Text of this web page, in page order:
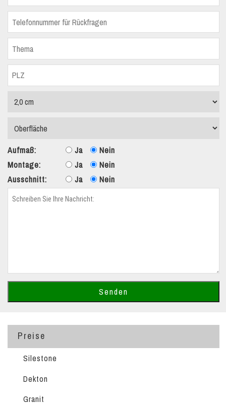
Aufmaß: Ja
Nein
Montage:
Ja
Nein
Ausschnitt:
Ja Nein
Preise
Silestone
Dekton
Granit